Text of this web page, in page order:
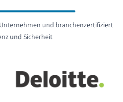
und branchenzertifiziert
und Sicherheit